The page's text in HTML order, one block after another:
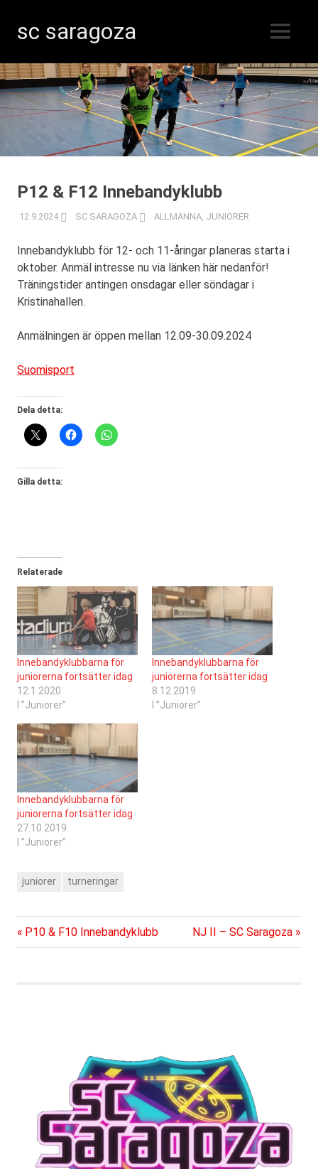
Hoppa
till
innehåll
sc saragoza
i
Kristinestad
sedan
1996
MENY
P12 & F12 Innebandyklubb
12.9.2024 SC SARAGOZA ALLMÄNNA, JUNIORER
Innebandyklubb för 12- och 11-åringar planeras starta i
oktober. Anmäl intresse nu via länken här nedanför!
Träningstider antingen onsdagar eller söndagar i
Kristinahallen.
Anmälningen är öppen mellan 12.09-30.09.2024
Suomisport
Dela detta:
Gilla detta:
Relaterade
Innebandyklubbarna för
juniorerna fortsätter idag
12.1.2020
I ”Juniorer”
Innebandyklubbarna för
juniorerna fortsätter idag
8.12.2019
I ”Juniorer”
Innebandyklubbarna för
juniorerna fortsätter idag
27.10.2019
I ”Juniorer”
juniorer turneringar
Inläggsnavigering
Föregående
inlägg:
P10 & F10 Innebandyklubb
Nästa
inlägg:
NJ II – SC Saragoza